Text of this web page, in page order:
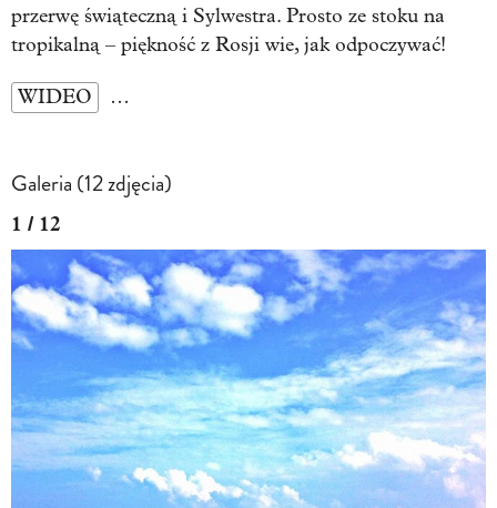
przerwę świąteczną i Sylwestra. Prosto ze stoku na
tropikalną – piękność z Rosji wie, jak odpoczywać!
WIDEO …
Galeria (12 zdjęcia)
1 / 12